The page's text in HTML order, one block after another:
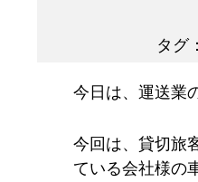
タグ
今日は、運送業
今回は、貸切旅
ている会社様の